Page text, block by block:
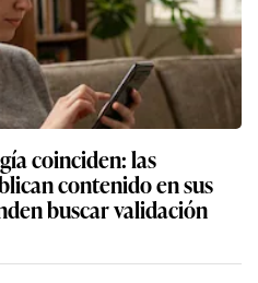
coinciden: las
contenido en sus
buscar validación